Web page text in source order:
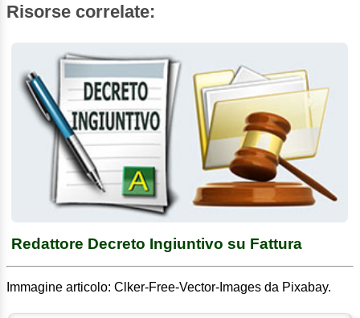
Risorse correlate:
Redattore Decreto Ingiuntivo su Fattura
Immagine articolo: Clker-Free-Vector-Images da Pixabay.